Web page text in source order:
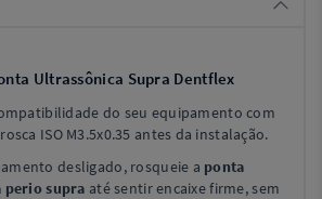
Ultrassônica Supra Dentflex
do seu equipamento com
ISO M3.5x0.35 antes da instalação.
desligado, rosqueie a ponta
perio supra até sentir encaixe firme, sem